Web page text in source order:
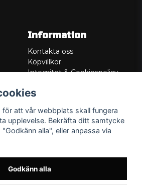
Information
Kontakta oss
Köpvillkor
Integritet & Cookiespolicy
Service/Garanti
Lådritning
Om oss
för att vår webbplats skall fungera
upplevelse. Bekräfta ditt samtycke
alla", eller anpassa via
Godkänn alla